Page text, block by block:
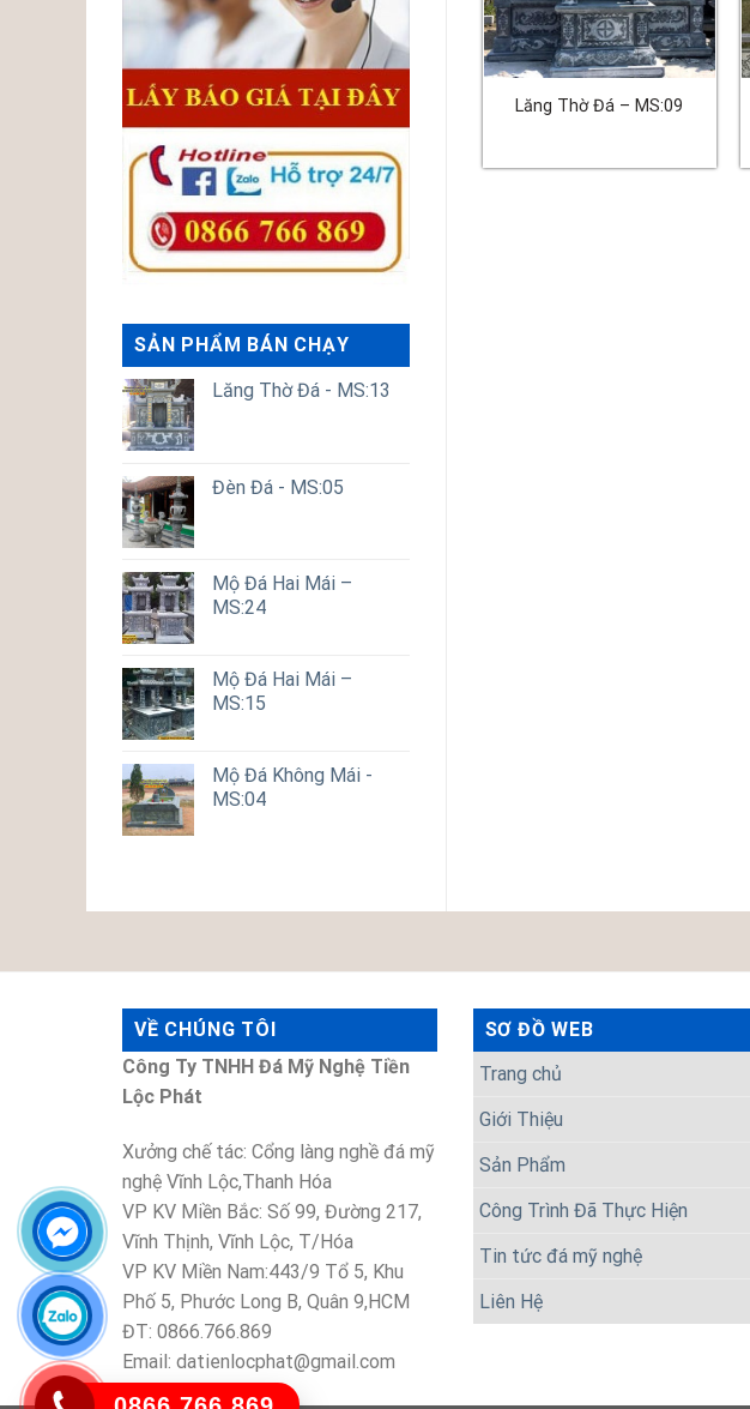
SẢN PHẨM BÁN CHẠY
Lăng Thờ Đá - MS:13
Đèn Đá - MS:05
Mộ Đá Hai Mái –
MS:24
Mộ Đá Hai Mái –
MS:15
Mộ Đá Không Mái -
MS:04
Lăng Thờ Đá – MS:09
Lăng Thờ Đá – MS:21 Lăng Thờ Đá – MS:08
VỀ CHÚNG TÔI
Công Ty TNHH Đá Mỹ Nghệ Tiền
Lộc Phát
Xưởng chế tác: Cổng làng nghề đá mỹ
nghệ Vĩnh Lộc,Thanh Hóa
VP KV Miền Bắc: Số 99, Đường 217,
Vĩnh Thịnh, Vĩnh Lộc, T/Hóa
VP KV Miền Nam:443/9 Tổ 5, Khu
Phố 5, Phước Long B, Quân 9,HCM
ĐT: 0866.766.869
Email: datienlocphat@gmail.com
SƠ ĐỒ WEB
Trang chủ
Giới Thiệu
Sản Phẩm
Công Trình Đã Thực Hiện
Tin tức đá mỹ nghệ
Liên Hệ